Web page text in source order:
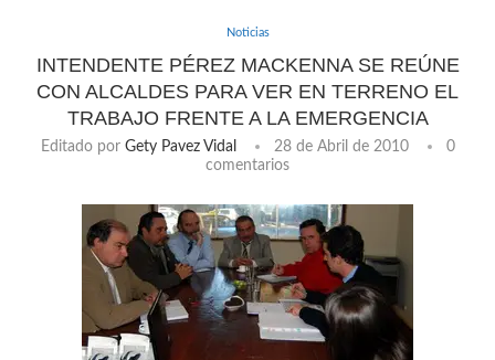
Noticias
INTENDENTE PÉREZ MACKENNA SE REÚNE
CON ALCALDES PARA VER EN TERRENO EL
TRABAJO FRENTE A LA EMERGENCIA
Editado por Gety Pavez Vidal 28 de Abril de 2010
0
comentarios